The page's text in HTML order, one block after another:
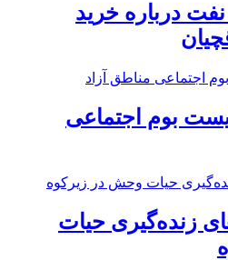
درباره خرید
بوم اجتماعی
زنده‌گیری حیات